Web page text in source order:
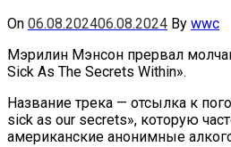
On 06.08.202406.08.2024 By wwc
Мэрилин Мэнсон прервал
Sick As The Secrets Within».
Название трека — отсылка к
sick as our secrets», которую
американские анонимные